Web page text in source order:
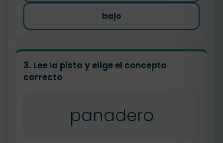
bajo
3. Lee la pista y elige el concepto
correcto
panadero